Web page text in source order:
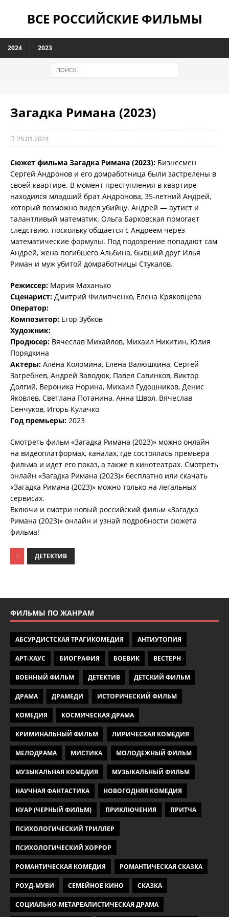
ВСЕ РОССИЙСКИЕ ФИЛЬМЫ
2024 2023
Загадка Римана (2023)
25.01.2024
Сюжет фильма Загадка Римана (2023): Бизнесмен
Сергей Андронов и его домработница были застрелены в
своей квартире. В момент преступления в квартире
находился младший брат Андронова, 35-летний Андрей,
который возможно видел убийцу. Андрей — аутист и
талантливый математик. Ольга Барковская помогает
следствию, поскольку общается с Андреем через
математические формулы. Под подозрение попадают сам
Андрей, жена погибшего Альбина, бывший друг Илья
Риман и муж убитой домработницы Стукалов.
Режиссер: Мария Маханько
Сценарист: Дмитрий Филипченко, Елена Кряковцева
Оператор:
Композитор: Егор Зубков
Художник:
Продюсер: Вячеслав Михайлов, Михаил Никитин, Юлия
Порядкина
Актеры: Алёна Коломина, Елена Валюшкина, Сергей
Загребнев, Андрей Заводюк, Павел Савинков, Виктор
Долгий, Вероника Норина, Михаил Гудошников, Денис
Яковлев, Светлана Потанина, Анна Швол, Вячеслав
Сенчуков, Игорь Кулачко
Год премьеры: 2023
Смотреть фильм «Загадка Римана (2023)» можно онлайн
на видеоплатформах, каналах, где состоялась премьера
фильма и идет его показ, а также в кинотеатрах. Смотреть
онлайн «Загадка Римана (2023)» бесплатно или скачать
«Загадка Римана (2023)» можно только на легальных
сервисах.
Включи и смотри новый российский фильм «Загадка
Римана (2023)» онлайн и узнай подробности сюжета
фильма!
ДЕТЕКТИВ
ФИЛЬМЫ ПО ЖАНРАМ
АБСУРДИСТСКАЯ ТРАГИКОМЕДИЯ АНТИУТОПИЯ
АРТ-ХАУС БИОГРАФИЯ БОЕВИК ВЕСТЕРН
ВОЕННЫЙ ФИЛЬМ ДЕТЕКТИВ ДЕТСКИЙ ФИЛЬМ
ДРАМА ДРАМЕДИ ИСТОРИЧЕСКИЙ ФИЛЬМ
КОМЕДИЯ КОСМИЧЕСКАЯ ДРАМА
КРИМИНАЛЬНЫЙ ФИЛЬМ ЛИРИЧЕСКАЯ КОМЕДИЯ
МЕЛОДРАМА МИСТИКА МОЛОДЕЖНЫЙ ФИЛЬМ
МУЗЫКАЛЬНАЯ КОМЕДИЯ МУЗЫКАЛЬНЫЙ ФИЛЬМ
НАУЧНАЯ ФАНТАСТИКА НОВОГОДНЯЯ КОМЕДИЯ
НУАР (ЧЕРНЫЙ ФИЛЬМ) ПРИКЛЮЧЕНИЯ ПРИТЧА
ПСИХОЛОГИЧЕСКИЙ ТРИЛЛЕР
ПСИХОЛОГИЧЕСКИЙ ХОРРОР
РОМАНТИЧЕСКАЯ КОМЕДИЯ РОМАНТИЧЕСКАЯ СКАЗКА
РОУД-МУВИ СЕМЕЙНОЕ КИНО СКАЗКА
СОЦИАЛЬНО-МЕТАРЕАЛИСТИЧЕСКАЯ ДРАМА